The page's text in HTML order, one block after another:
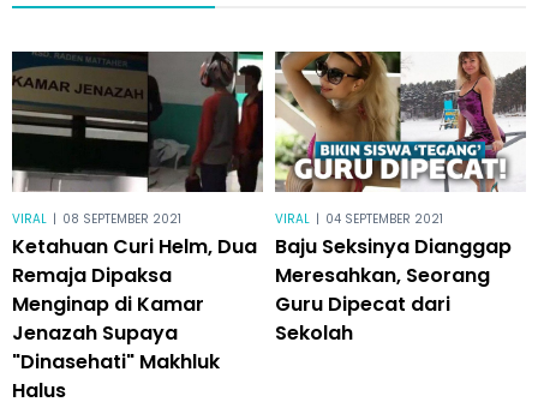
VIRAL | 08 SEPTEMBER 2021
Ketahuan Curi Helm, Dua
Remaja Dipaksa
Menginap di Kamar
Jenazah Supaya
"Dinasehati" Makhluk
Halus
VIRAL | 04 SEPTEMBER 2021
Baju Seksinya Dianggap
Meresahkan, Seorang
Guru Dipecat dari
Sekolah